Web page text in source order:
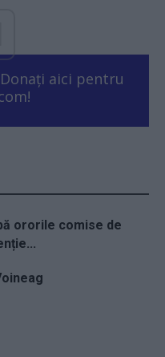
aici pentru
ororile comise de